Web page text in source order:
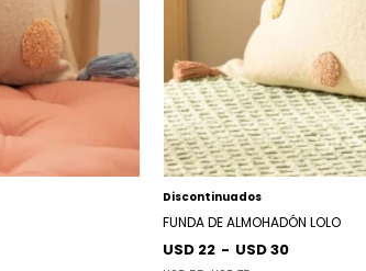
Discontinuados
FUNDA DE ALMOHADÓN LOLO
USD 22 - USD 30